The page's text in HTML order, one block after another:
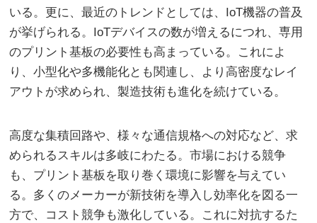
いる。更に、最近のトレンドとしては、IoT機器の普及
が挙げられる。IoTデバイスの数が増えるにつれ、専用
のプリント基板の必要性も高まっている。これによ
り、小型化や多機能化とも関連し、より高密度なレイ
アウトが求められ、製造技術も進化を続けている。
高度な集積回路や、様々な通信規格への対応など、求
められるスキルは多岐にわたる。市場における競争
も、プリント基板を取り巻く環境に影響を与えてい
る。多くのメーカーが新技術を導入し効率化を図る一
方で、コスト競争も激化している。これに対抗するた